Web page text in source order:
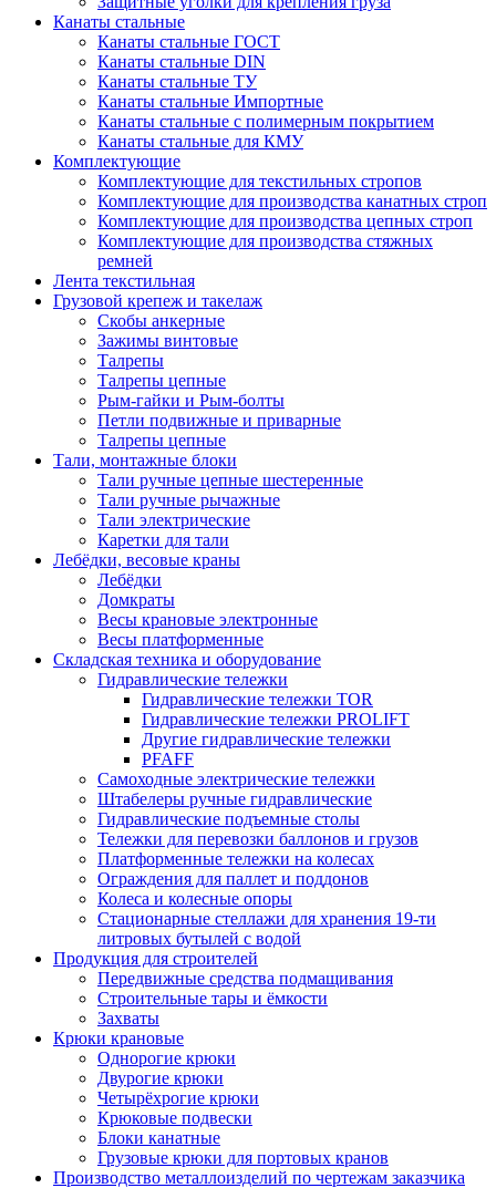
Канаты стальные
Канаты стальные ГОСТ
Канаты стальные DIN
Канаты стальные ТУ
Канаты стальные Импортные
Канаты стальные с полимерным покрытием
Канаты стальные для КМУ
Комплектующие
Комплектующие для текстильных стропов
Комплектующие для производства канатных строп
Комплектующие для производства цепных строп
Комплектующие для производства стяжных
ремней
Лента текстильная
Грузовой крепеж и такелаж
Скобы анкерные
Зажимы винтовые
Талрепы
Талрепы цепные
Рым-гайки и Рым-болты
Петли подвижные и приварные
Талрепы цепные
Тали, монтажные блоки
Тали ручные цепные шестеренные
Тали ручные рычажные
Тали электрические
Каретки для тали
Лебёдки, весовые краны
Лебёдки
Домкраты
Весы крановые электронные
Весы платформенные
Складская техника и оборудование
Гидравлические тележки
Гидравлические тележки TOR
Гидравлические тележки PROLIFT
Другие гидравлические тележки
PFAFF
Самоходные электрические тележки
Штабелеры ручные гидравлические
Гидравлические подъемные столы
Тележки для перевозки баллонов и грузов
Платформенные тележки на колесах
Ограждения для паллет и поддонов
Колеса и колесные опоры
Стационарные стеллажи для хранения 19-ти
литровых бутылей с водой
Продукция для строителей
Передвижные средства подмащивания
Строительные тары и ёмкости
Захваты
Крюки крановые
Однорогие крюки
Двурогие крюки
Четырёхрогие крюки
Крюковые подвески
Блоки канатные
Грузовые крюки для портовых кранов
Производство металлоизделий по чертежам заказчика